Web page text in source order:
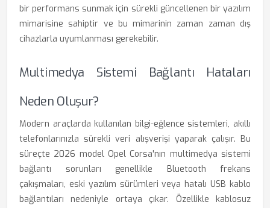
bir performans sunmak için sürekli güncellenen bir yazılım
mimarisine sahiptir ve bu mimarinin zaman zaman dış
cihazlarla uyumlanması gerekebilir.
Multimedya Sistemi Bağlantı Hataları
Neden Oluşur?
Modern araçlarda kullanılan bilgi-eğlence sistemleri, akıllı
telefonlarınızla sürekli veri alışverişi yaparak çalışır. Bu
süreçte 2026 model Opel Corsa'nın multimedya sistemi
bağlantı sorunları genellikle Bluetooth frekans
çakışmaları, eski yazılım sürümleri veya hatalı USB kablo
bağlantıları nedeniyle ortaya çıkar. Özellikle kablosuz